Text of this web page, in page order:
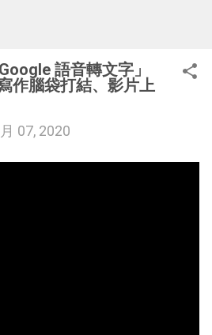
語音轉文字」
作腦袋打結、影片上
07, 2020